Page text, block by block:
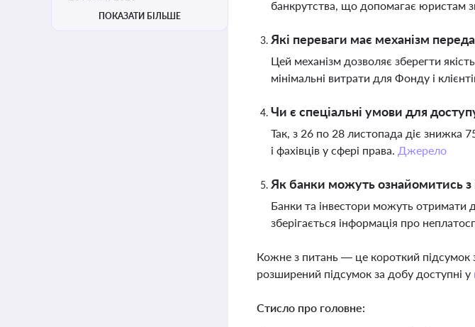
ПОКАЗАТИ БІЛЬШЕ
банкрутства, що допомагає юристам
Які переваги має механізм
Цей механізм дозволяє зберегти
мінімальні витрати для Фонду і
Чи є спеціальні умови для
Так, з 26 по 28 листопада діє знижка
і фахівців у сфері права. Джерело
Як банки можуть ознайомитись з
Банки та інвестори можуть отримати
зберігається інформація про
Кожне з питань — це короткий підсумок
розширений підсумок за добу доступні у
Стисло про головне: